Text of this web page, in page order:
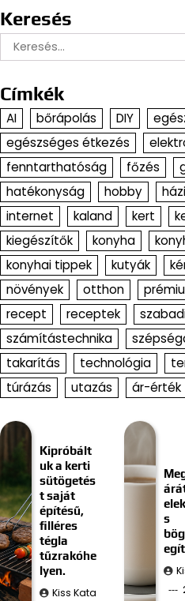
Keresés
Keresés:
Címkék
AI bőrápolás DIY
egészséges étkezés
fenntarthatóság
főzés
hatékonyság
hobby
internet
kaland kert
kiegészítők
konyha
konyhai tippek
kutyák
növények
otthon
recept
receptek
számítástechnika
takarítás
technológia
túrázás
utazás ár-érték
Kipróbált
uk a kerti
sütögetés
t saját
építésű,
filléres
tégla
tűzrakóhe
lyen.
Kiss Kata
s